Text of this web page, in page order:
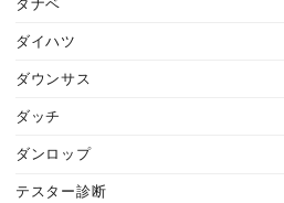
タナベ
ダイハツ
ダウンサス
ダッチ
ダンロップ
テスター診断